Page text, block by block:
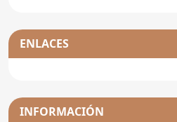
ENLACES
INFORMACIÓN